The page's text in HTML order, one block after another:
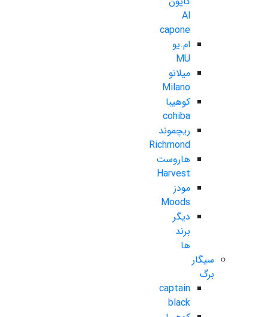
Al
capone
ام.یو
MU
میلانو
Milano
کوهیبا
cohiba
ریچموند
Richmond
هاروست
Harvest
مودز
Moods
دیگر
برند
ها
سیگار
برگ
captain
black